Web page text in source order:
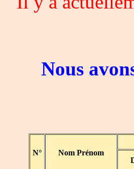
Nous
N° Nom Prénom